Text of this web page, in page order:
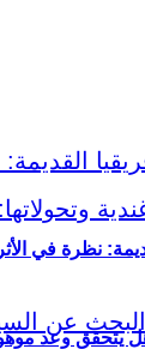
هل يتحقق وعد
نظرة في